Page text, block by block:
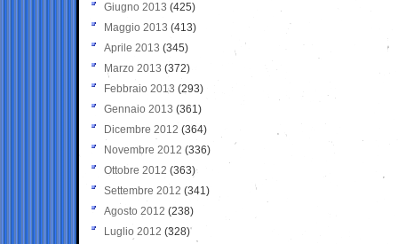
Giugno 2013 (425)
Maggio 2013 (413)
Aprile 2013 (345)
Marzo 2013 (372)
Febbraio 2013 (293)
Gennaio 2013 (361)
Dicembre 2012 (364)
Novembre 2012 (336)
Ottobre 2012 (363)
Settembre 2012 (341)
Agosto 2012 (238)
Luglio 2012 (328)